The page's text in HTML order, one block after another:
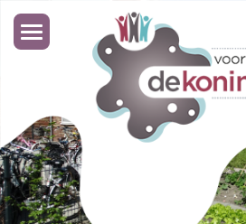
Toggle
navigation